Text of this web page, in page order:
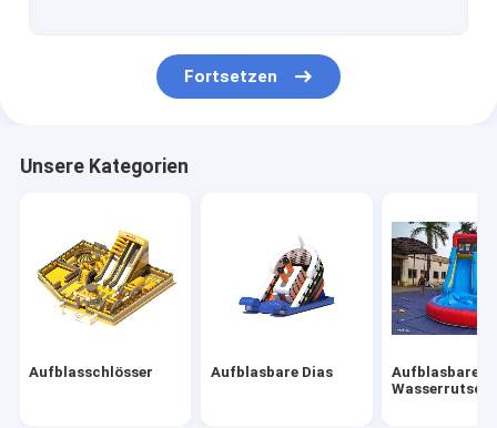
Aufblasbare Bögen
Aufblasbare Wasserburgen
aufblasbarer Wasserpark
Fortsetzen
Unsere Kategorien
Aufblasschlösser Aufblasbare Dias
Aufblasbare